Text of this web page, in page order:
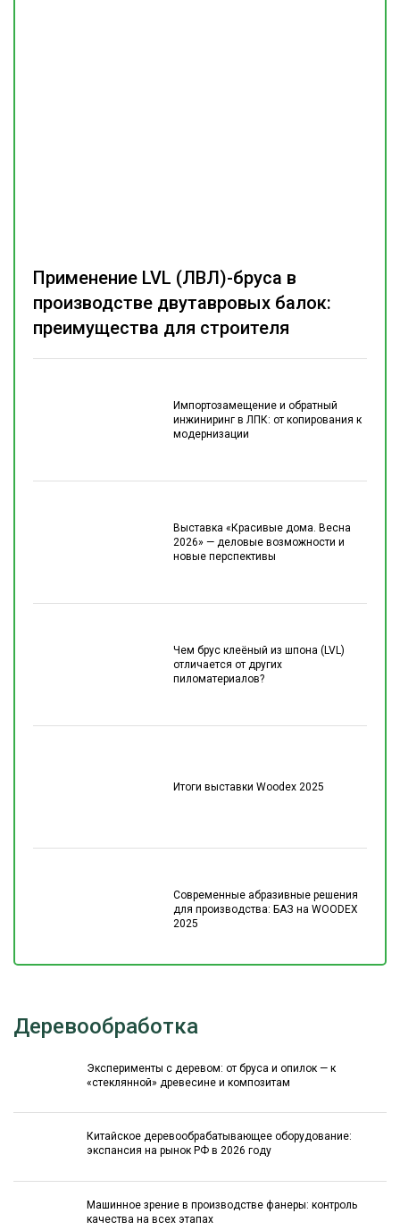
Импортозамещение и обратный
инжиниринг в ЛПК: от копирования к
модернизации
Выставка «Красивые дома. Весна
2026» — деловые возможности и
новые перспективы
Чем брус клеёный из шпона (LVL)
отличается от других
пиломатериалов?
Итоги выставки Woodex 2025
Современные абразивные решения
для производства: БАЗ на WOODEX
2025
Применение LVL (ЛВЛ)-бруса в
производстве двутавровых балок:
преимущества для строителя
Деревообработка
Эксперименты с деревом: от бруса и опилок — к
«стеклянной» древесине и композитам
Китайское деревообрабатывающее оборудование:
экспансия на рынок РФ в 2026 году
Машинное зрение в производстве фанеры: контроль
качества на всех этапах